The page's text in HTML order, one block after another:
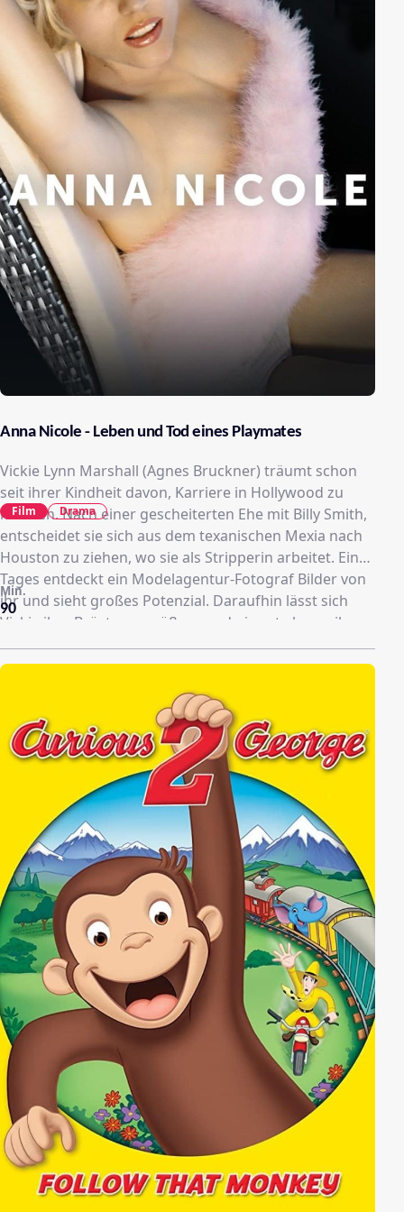
Anna Nicole - Leben und Tod eines Playmates
Vickie Lynn Marshall (Agnes Bruckner) träumt schon
seit ihrer Kindheit davon, Karriere in Hollywood zu
machen. Nach einer gescheiterten Ehe mit Billy Smith,
entscheidet sie sich aus dem texanischen Mexia nach
Houston zu ziehen, wo sie als Stripperin arbeitet. Eines
Tages entdeckt ein Modelagentur-Fotograf Bilder von
ihr und sieht großes Potenzial. Daraufhin lässt sich
Vickie ihre Brüste vergrößern und nimmt ab, um ihrem
Vorbild Marilyn Monroe ähnlicher zu sein. Das
Playboy-Magazin lädt sie zum Shooting ein und einige
Zeit später wird das inzwischen unter dem Namen
Anna Nicole Smith bekannte Model gar zum Playmate
des Jahres gewählt. Schlagzeilen macht Anna Nicole
außerdem als sie den 89jährigen Milliardär J. Howard
Marshall (Martin Landau) heiratet. Doch die
Berühmtheit bringt auch dunkle Seiten mit sich, denn
Anna Nicole feiert ihren Erfolg mit ausartenden
Alkohol- und Drogenexzessen und muss bald bitter
dafür bezahlen.
90
Min.
Film Drama